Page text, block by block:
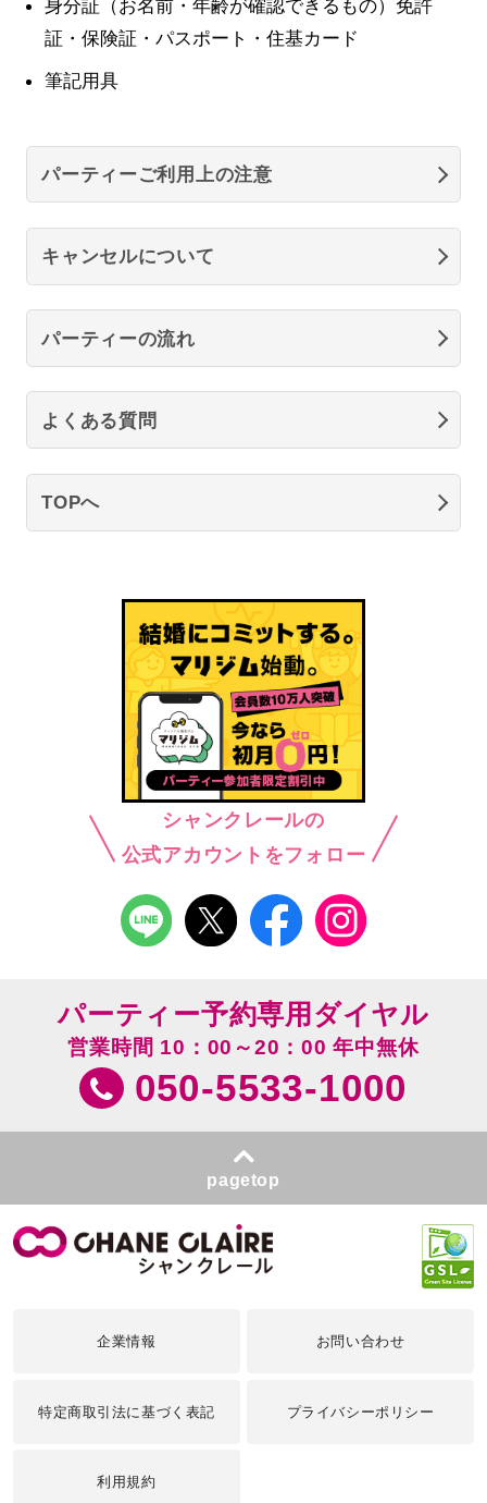
身分証（お名前・年齢が確認できるもの）免許
証・保険証・パスポート・住基カード
筆記用具
パーティーご利用上の注意
キャンセルについて
パーティーの流れ
よくある質問
TOPへ
シャンクレールの
公式アカウントをフォロー
パーティー予約専用ダイヤル
営業時間 10：00～20：00 年中無休
050-5533-1000
pagetop
企業情報 お問い合わせ
特定商取引法に基づく表記 プライバシーポリシー
利用規約